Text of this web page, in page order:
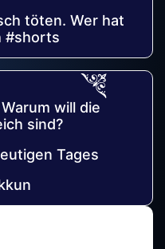
töten. Wer hat
#shorts
will die
sind?
Tages